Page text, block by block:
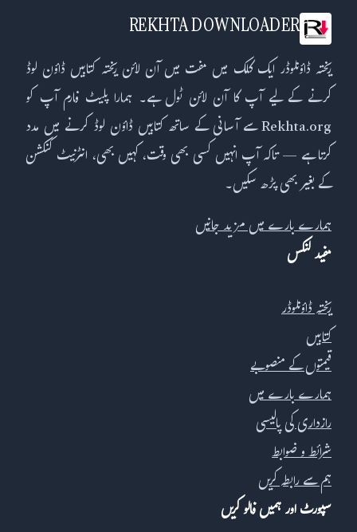
REKHTA DOWNLOADER
ریختہ ڈاؤنلوڈر ایک کلک میں مفت میں آن لائن ریختہ کتابیں ڈاؤن لوڈ
کرنے کے لیے آپ کا آن لائن ٹول ہے۔ ہمارا پلیٹ فارم آپ کو
Rekhta.org سے آسانی کے ساتھ کتابیں ڈاؤن لوڈ کرنے میں مدد
کرتا ہے — تاکہ آپ انہیں کسی بھی وقت، کہیں بھی، انٹرنیٹ کنکشن
کے بغیر بھی پڑھ سکیں۔
ہمارے بارے میں مزید جانیں
مفید لنکس
ریختہ ڈاؤنلوڈر
کتابیں
قیمتوں کے منصوبے
ہمارے بارے میں
رازداری کی پالیسی
شرائط و ضوابط
ہم سے رابطہ کریں
سپورٹ اور ہمیں فالو کریں